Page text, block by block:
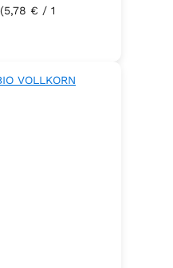
(5,78 € / 1